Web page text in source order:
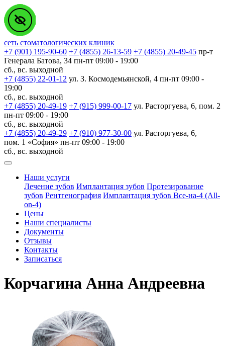
сеть стоматологических клиник
+7 (901) 195-90-60 +7 (4855) 26-13-59 +7 (4855) 20-49-45 пр-т
Генерала Батова, 34 пн-пт 09:00 - 19:00
сб., вс. выходной
+7 (4855) 22-01-12 ул. З. Космодемьянской, 4 пн-пт 09:00 -
19:00
сб., вс. выходной
+7 (4855) 20-49-19 +7 (915) 999-00-17 ул. Расторгуева, 6, пом. 2
пн-пт 09:00 - 19:00
сб., вс. выходной
+7 (4855) 20-49-29 +7 (910) 977-30-00 ул. Расторгуева, 6,
пом. 1 «София» пн-пт 09:00 - 19:00
сб., вс. выходной
Наши услуги
Лечение зубов Имплантация зубов Протезирование
зубов Рентгенография Имплантация зубов Все-на-4 (All-
on-4)
Цены
Наши специалисты
Документы
Отзывы
Контакты
Записаться
Корчагина Анна Андреевна